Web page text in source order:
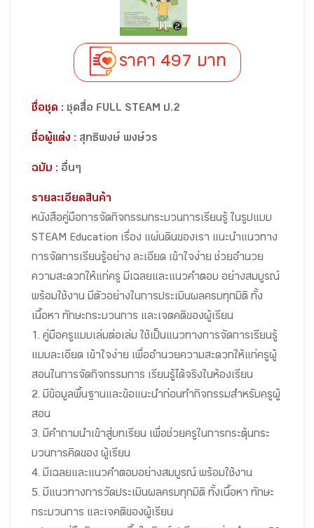
ราคา 497 บาท
ชื่อชุด : ชุดสื่อ FULL STEAM ป.2
ชื่อผู้แต่ง : สุทธิพงษ์ พงษ์วร
ฉบับ : อื่นๆ
รายละเอียดสินค้า
หนังสือคู่มือการจัดกิจกรรมกระบวนการเรียนรู้ ในรูปแบบ
STEAM Education เรื่อง แผ่นดินของเรา แนะนำแนวทาง
การจัดการเรียนรู้อย่าง ละเอียด เข้าใจง่าย ช่วยอำนวย
ความสะดวกให้แก่ครู มีเฉลยและแนวคำตอบ อย่างสมบูรณ์
พร้อมใช้งาน มีตัวอย่างในการประเมินผลครบทุกมิติ ทั้ง
เนื้อหา ทักษะกระบวนการ และเจตคติของผู้เรียน
1. คู่มือครูแบบเล่มต่อเล่ม ใช้เป็นแนวทางการจัดการเรียนรู้
แบบละเอียด เข้าใจง่าย เพื่ออำนวยความสะดวกให้แก่ครูผู้
สอนในการจัดกิจกรรมการ เรียนรู้ได้จริงในห้องเรียน
2. มีข้อมูลพื้นฐานและข้อแนะนำก่อนทำกิจกรรมสำหรับครูผู้
สอน
3. มีคำถามนำเข้าสู่บทเรียน เพื่อช่วยครูในการกระตุ้นกระ
บวนการคิดของ ผู้เรียน
4. มีเฉลยและแนวคำตอบอย่างสมบูรณ์ พร้อมใช้งาน
5. มีแนวทางการวัดประเมินผลครบทุกมิติ ทั้งเนื้อหา ทักษะ
กระบวนการ และเจคติของผู้เรียน